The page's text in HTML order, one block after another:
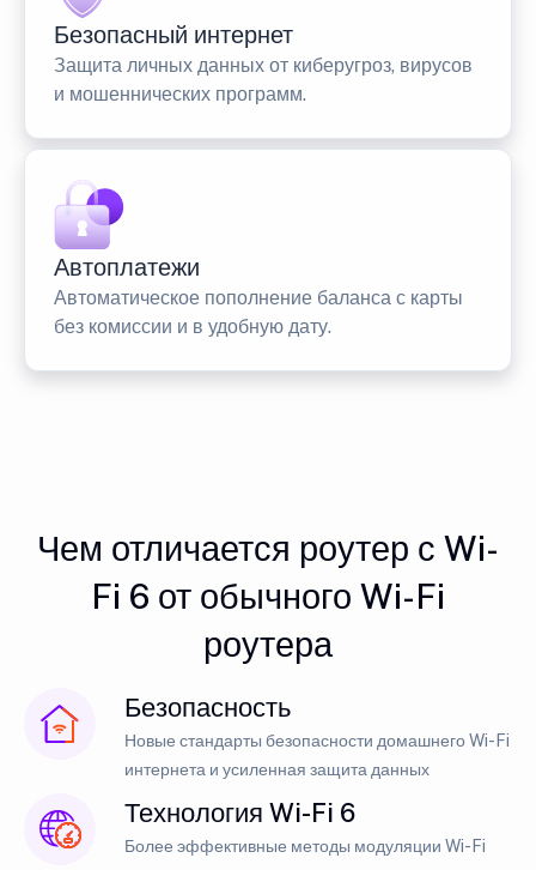
Безопасный интернет
Защита личных данных от киберугроз, вирусов
и мошеннических программ.
Автоплатежи
Автоматическое пополнение баланса с карты
без комиссии и в удобную дату.
Чем отличается роутер с Wi-
Fi 6 от обычного Wi-Fi
роутера
Безопасность
Новые стандарты безопасности домашнего Wi-Fi
интернета и усиленная защита данных
Технология Wi-Fi 6
Более эффективные методы модуляции Wi-Fi